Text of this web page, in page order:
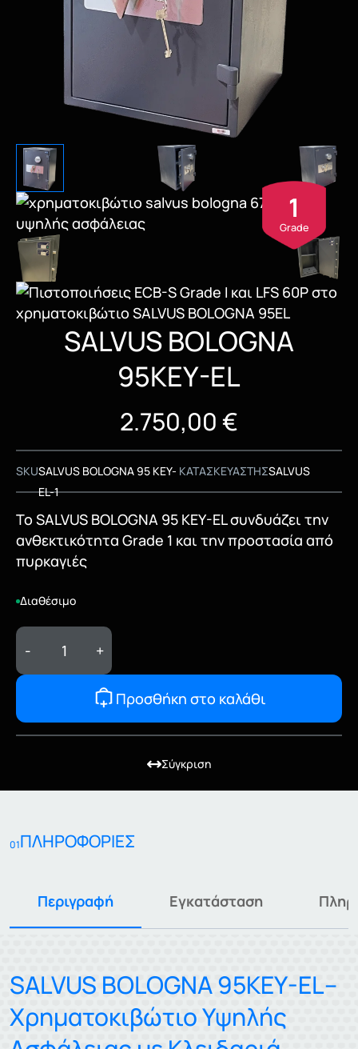
1
Grade
SALVUS BOLOGNA
95KEY-EL
2.750,00 €
SKUSALVUS BOLOGNA 95 KEY-
EL-1
ΚΑΤΑΣΚΕΥΑΣΤΗΣSALVUS
Το SALVUS BOLOGNA 95 KEY-EL συνδυάζει την
ανθεκτικότητα Grade 1 και την προστασία από
πυρκαγιές
Διαθέσιμο
- +
Προσθήκη στο καλάθι
Σύγκριση
01ΠΛΗΡΟΦΟΡΙΕΣ
Περιγραφή Εγκατάσταση
SALVUS BOLOGNA 95KEY-EL–
Χρηματοκιβώτιο Υψηλής